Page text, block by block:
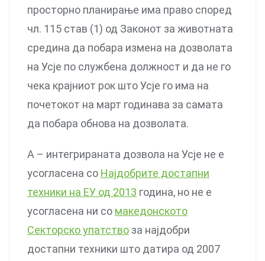
просторно планирање има право според
чл. 115 став (1) од Законот за животната
средина да побара измена на дозволата
на Усје по службена должност и да не го
чека крајниот рок што Усје го има на
почетокот на март годинава за самата
да побара обнова на дозволата.
А – интегрираната дозвола на Усје не е
усогласена со Најдобрите достапни
техники на ЕУ од 2013 година, но не е
усогласена ни со македонското
Секторско упатство за најдобри
достапни техники што датира од 2007